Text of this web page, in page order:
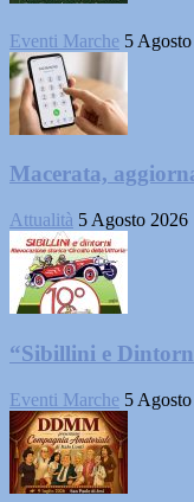
Eventi Marche 5
Macerata,
Attualità 5 Agosto 2026
“Sibillini e
Eventi Marche 5